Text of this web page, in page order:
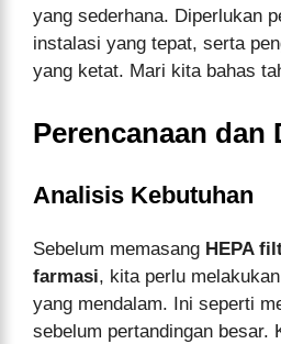
yang sederhana. Diperlukan
instalasi yang tepat, serta
yang ketat. Mari kita bahas
Perencanaan dan
Analisis Kebutuhan
Sebelum memasang HEPA
farmasi, kita perlu
yang mendalam. Ini seperti
sebelum pertandingan besar.